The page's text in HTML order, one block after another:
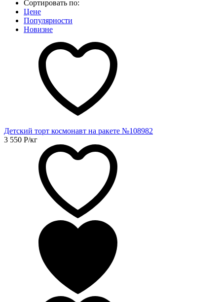
Сортировать по:
Цене
Популярности
Новизне
Детский торт космонавт на ракете №108982
3 550 Р/кг